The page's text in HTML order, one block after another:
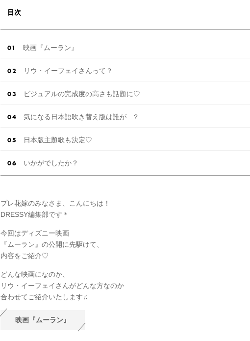
目次
映画『ムーラン』
リウ・イーフェイさんって？
ビジュアルの完成度の高さも話題に♡
気になる日本語吹き替え版は誰が...？
日本版主題歌も決定♡
いかがでしたか？
プレ花嫁のみなさま、こんにちは！
DRESSY編集部です＊
今回はディズニー映画
『ムーラン』の公開に先駆けて、
内容をご紹介♡
どんな映画になのか、
リウ・イーフェイさんがどんな方なのか
合わせてご紹介いたします♫
映画『ムーラン』